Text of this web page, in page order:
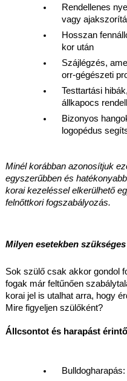
Rendellenes
vagy
Hosszan
kor után
Szájlégzés,
orr-gégészeti
Testtartási
állkapocs
Bizonyos
logopédus
Minél korábban azonosítjuk
egyszerűbben és
korai kezeléssel elkerülhető
felnőttkori fogszabályozás.
Milyen esetekben
Sok szülő csak akkor gondol
fogak már feltűnően
korai jel is utalhat arra, hogy
Mire figyeljen szülőként?
Állcsontot és harapást